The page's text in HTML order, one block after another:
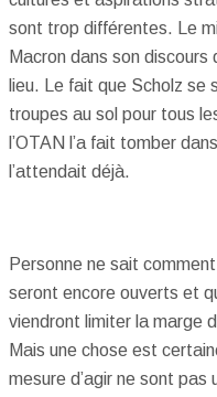
sont trop différentes. Le
Macron dans son discours
lieu. Le fait que Scholz se
troupes au sol pour tous
l’OTAN l’a fait tomber
l’attendait déjà.
Personne ne sait
seront encore ouverts et
viendront limiter la marge
Mais une chose est
mesure d’agir ne sont pas